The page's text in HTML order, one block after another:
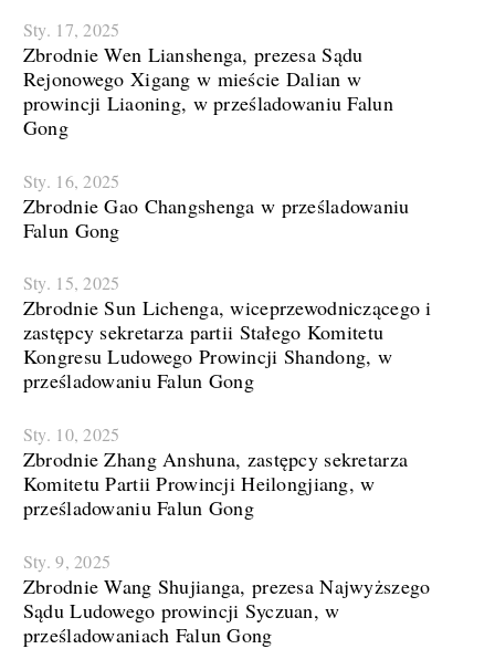
Sty. 17, 2025
Zbrodnie Wen Lianshenga, prezesa Sądu
Rejonowego Xigang w mieście Dalian w
prowincji Liaoning, w prześladowaniu Falun
Gong
Sty. 16, 2025
Zbrodnie Gao Changshenga w prześladowaniu
Falun Gong
Sty. 15, 2025
Zbrodnie Sun Lichenga, wiceprzewodniczącego i
zastępcy sekretarza partii Stałego Komitetu
Kongresu Ludowego Prowincji Shandong, w
prześladowaniu Falun Gong
Sty. 10, 2025
Zbrodnie Zhang Anshuna, zastępcy sekretarza
Komitetu Partii Prowincji Heilongjiang, w
prześladowaniu Falun Gong
Sty. 9, 2025
Zbrodnie Wang Shujianga, prezesa Najwyższego
Sądu Ludowego prowincji Syczuan, w
prześladowaniach Falun Gong